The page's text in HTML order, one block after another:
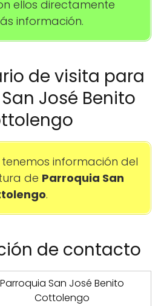
ellos directamente
información.
de visita para
José Benito
información del
de Parroquia San
.
de contacto
Parroquia San José Benito
Cottolengo